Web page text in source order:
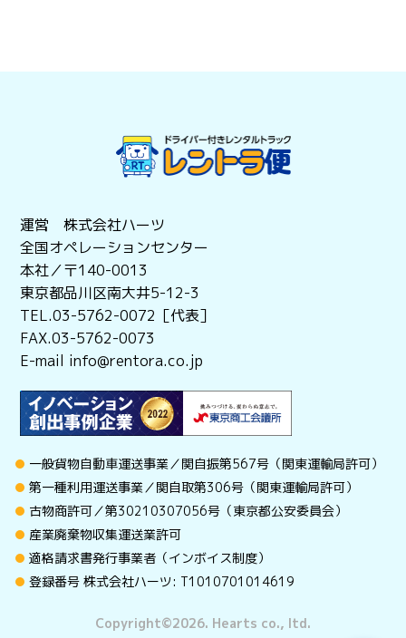
運営 株式会社ハーツ
全国オペレーションセンター
本社／〒140-0013
東京都品川区南大井5-12-3
TEL.03-5762-0072［代表］
FAX.03-5762-0073
E-mail info@rentora.co.jp
一般貨物自動車運送事業／関自振第567号（関東運輸局許可）
第一種利用運送事業／関自取第306号（関東運輸局許可）
古物商許可／第30210307056号（東京都公安委員会）
産業廃棄物収集運送業許可
適格請求書発行事業者（インボイス制度）
登録番号 株式会社ハーツ: T1010701014619
Copyright©︎2026. Hearts co., ltd.